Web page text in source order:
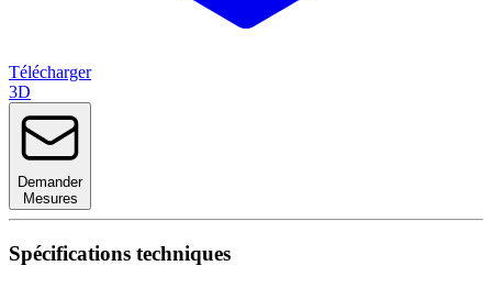
Télécharger
3D
Demander
Mesures
Spécifications techniques